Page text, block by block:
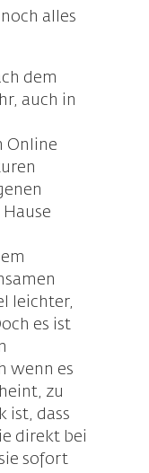
alles
dem
auch in
Online
leichter,
es ist
wenn es
zu
ist, dass
direkt bei
sofort